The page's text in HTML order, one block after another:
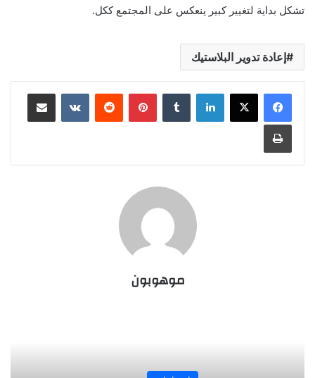
تشكل بداية لتغيير كبير ينعكس على المجتمع ككل.
إعادة تدوير البلاستيك
لينكدإن بينتيريست
موهوبون
المجلة